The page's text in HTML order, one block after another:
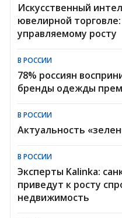
Искусственный
ювелирной
управляемому росту
В РОССИИ
78% россиян
бренды одежды
В РОССИИ
Актуальность
В РОССИИ
Эксперты Kalinka:
приведут к росту
недвижимость